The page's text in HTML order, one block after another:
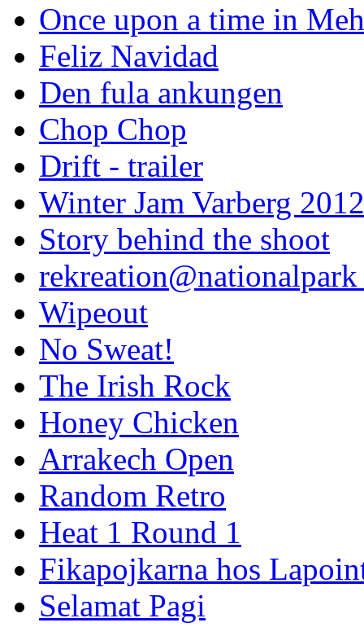
Once upon a time in
Feliz Navidad
Den fula ankungen
Chop Chop
Drift - trailer
Winter Jam Varberg 2012
Story behind the shoot
rekreation@nationalpark
Wipeout
No Sweat!
The Irish Rock
Honey Chicken
Arrakech Open
Random Retro
Heat 1 Round 1
Fikapojkarna hos
Selamat Pagi